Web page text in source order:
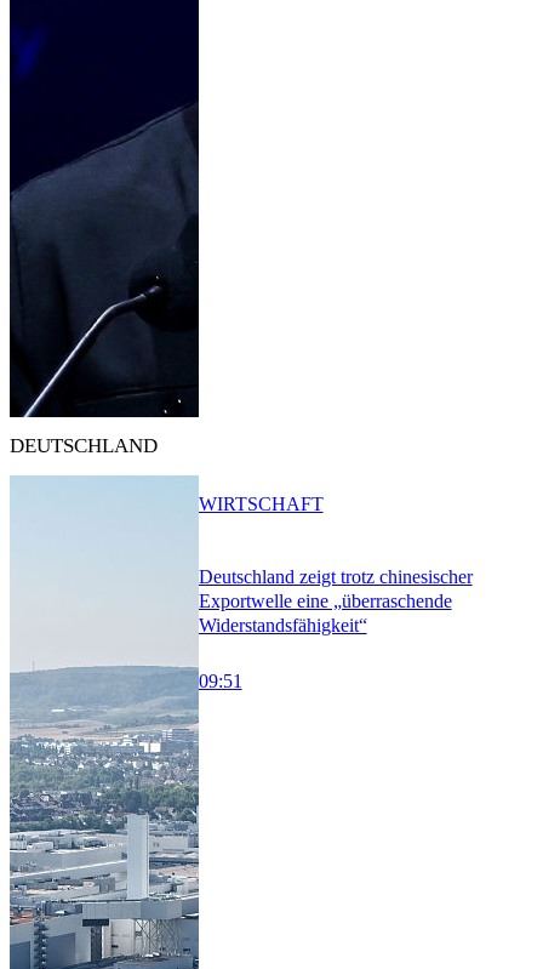
DEUTSCHLAND
Deutschland zeigt trotz chinesischer
Exportwelle eine „überraschende
Widerstandsfähigkeit“
09:51
WIRTSCHAFT